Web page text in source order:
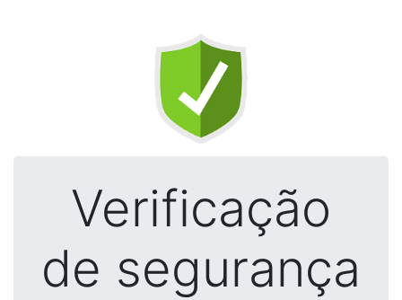
Verificação
de segurança